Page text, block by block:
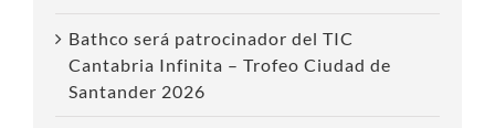
Bathco será patrocinador del TIC
Cantabria Infinita – Trofeo Ciudad de
Santander 2026